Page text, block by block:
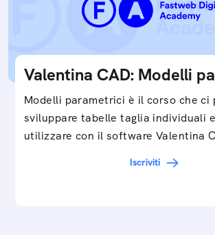
Valentina CAD: Modelli
Modelli parametrici è il corso che ci
sviluppare tabelle taglia individuali
utilizzare con il software Valentina
Iscriviti